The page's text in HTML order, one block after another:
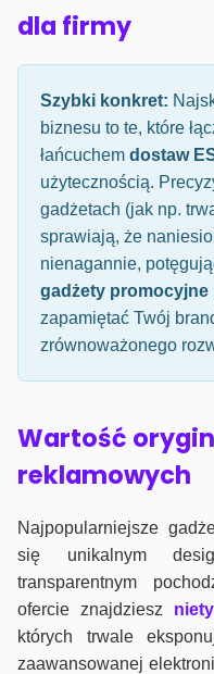
dla firmy
Szybki konkret:
biznesu to te, które
łańcuchem dostaw
użytecznością.
gadżetach (jak np.
sprawiają, że
nienagannie,
gadżety promocyjne
zapamiętać Twój
zrównoważonego
Wartość
reklamowych
Najpopularniejsze
się unikalnym
transparentnym
ofercie znajdziesz
których trwale
zaawansowanej